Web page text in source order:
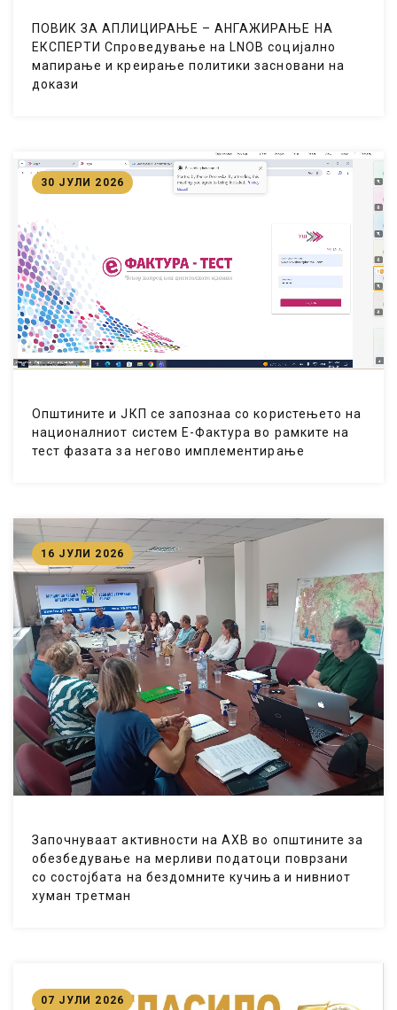
ПОВИК ЗА АПЛИЦИРАЊЕ – АНГАЖИРАЊЕ НА
ЕКСПЕРТИ Спроведување на LNOB социјално
мапирање и креирање политики засновани на
докази
Општините и ЈКП се запознаа со користењето на
националниот систем Е-Фактура во рамките на
тест фазата за негово имплементирање
30 ЈУЛИ 2026
Започнуваат активности на АХВ во општините за
обезбедување на мерливи податоци поврзани
со состојбата на бездомните кучиња и нивниот
хуман третман
16 ЈУЛИ 2026
07 ЈУЛИ 2026